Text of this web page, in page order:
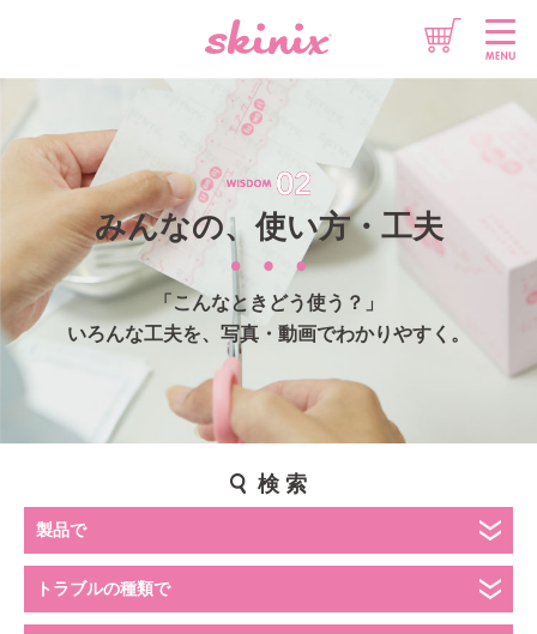
想いをチカラに
情報をチカラに
製品をチカラに
このサイトについて
個人情報保護方針
SNS公式アカウント運用方針
みんなの、使い方・工夫
「こんなときどう使う？」
いろんな工夫を、写真・動画でわかりやすく。
検 索
製品で
トラブルの種類で